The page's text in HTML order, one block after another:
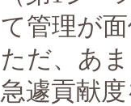
て管理が
ただ、あ
急遽貢献